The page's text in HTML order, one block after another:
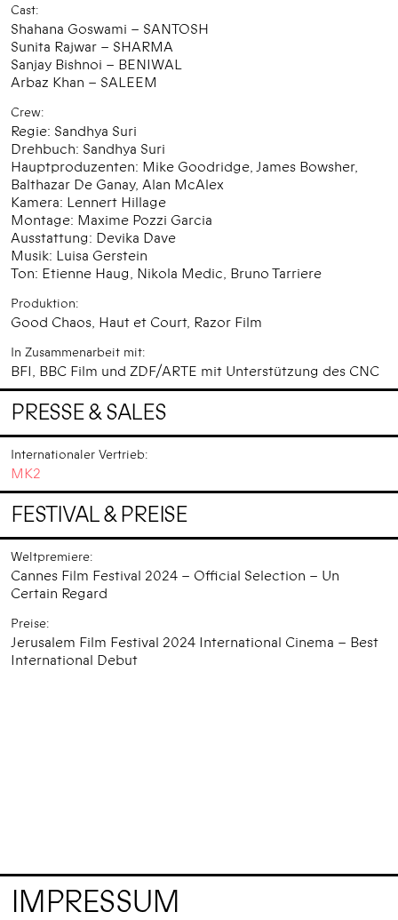
Cast:
Shahana Goswami – SANTOSH
Sunita Rajwar – SHARMA
Sanjay Bishnoi – BENIWAL
Arbaz Khan – SALEEM
Crew:
Regie: Sandhya Suri
Drehbuch: Sandhya Suri
Hauptproduzenten: Mike Goodridge, James Bowsher,
Balthazar De Ganay, Alan McAlex
Kamera: Lennert Hillage
Montage: Maxime Pozzi Garcia
Ausstattung: Devika Dave
Musik: Luisa Gerstein
Ton: Etienne Haug, Nikola Medic, Bruno Tarriere
Produktion:
Good Chaos, Haut et Court, Razor Film
In Zusammenarbeit mit:
BFI, BBC Film und ZDF/ARTE mit Unterstützung des CNC
PRESSE & SALES
Internationaler Vertrieb:
MK2
FESTIVAL & PREISE
Weltpremiere:
Cannes Film Festival 2024 – Official Selection – Un
Certain Regard
Preise:
Jerusalem Film Festival 2024 International Cinema – Best
International Debut
IMPRESSUM